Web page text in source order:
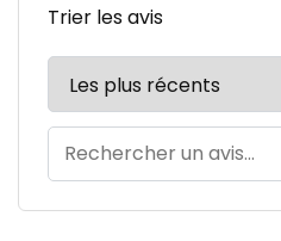
Trier les avis